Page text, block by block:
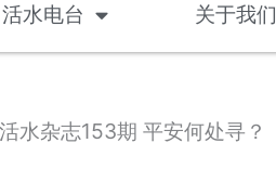
活水电台 关于我们
水杂志153期 平安何处寻？